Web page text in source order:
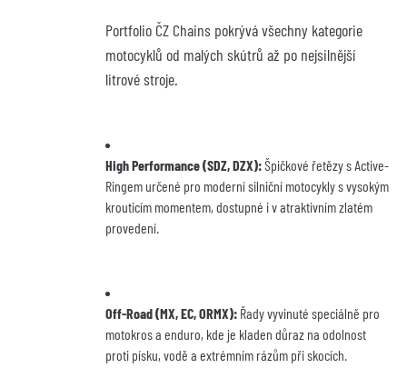
Portfolio ČZ Chains pokrývá všechny kategorie
motocyklů od malých skútrů až po nejsilnější
litrové stroje.
High Performance (SDZ, DZX): Špičkové řetězy s Active-
Ringem určené pro moderní silniční motocykly s vysokým
krouticím momentem, dostupné i v atraktivním zlatém
provedení.
Off-Road (MX, EC, ORMX): Řady vyvinuté speciálně pro
motokros a enduro, kde je kladen důraz na odolnost
proti písku, vodě a extrémním rázům při skocích.